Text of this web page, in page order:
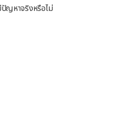
ญหาจริงหรือไม่